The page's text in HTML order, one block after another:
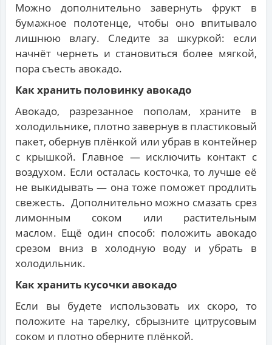
Можно дополнительно завернуть фрукт в
бумажное полотенце, чтобы оно впитывало
лишнюю влагу. Следите за шкуркой: если
начнёт чернеть и становиться более мягкой,
пора съесть авокадо.
Как хранить половинку авокадо
Авокадо, разрезанное пополам, храните в
холодильнике, плотно завернув в пластиковый
пакет, обернув плёнкой или убрав в контейнер
с крышкой. Главное — исключить контакт с
воздухом. Если осталась косточка, то лучше её
не выкидывать — она тоже поможет продлить
свежесть. Дополнительно можно смазать срез
лимонным соком или растительным
маслом. Ещё один способ: положить авокадо
срезом вниз в холодную воду и убрать в
холодильник.
Как хранить кусочки авокадо
Если вы будете использовать их скоро, то
положите на тарелку, сбрызните цитрусовым
соком и плотно оберните плёнкой.